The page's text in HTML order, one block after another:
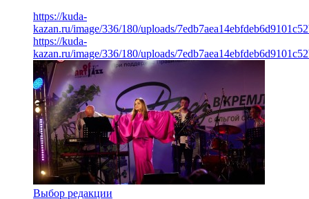
https://kuda-
kazan.ru/image/336/180/uploads/
https://kuda-
kazan.ru/image/336/180/uploads/
Выбор редакции